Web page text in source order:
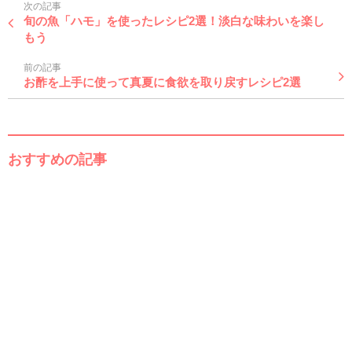
次の記事
旬の魚「ハモ」を使ったレシピ2選！淡白な味わいを楽し
もう
前の記事
お酢を上手に使って真夏に食欲を取り戻すレシピ2選
おすすめの記事